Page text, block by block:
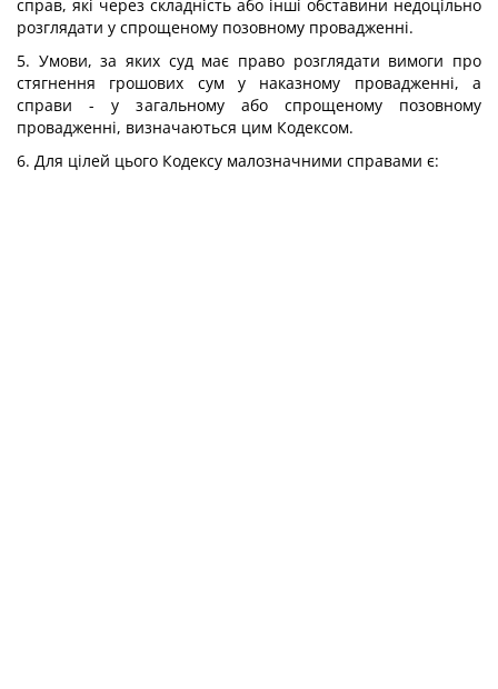
справ, які через складність або інші обставини недоцільно
розглядати у спрощеному позовному провадженні.
5. Умови, за яких суд має право розглядати вимоги про
стягнення грошових сум у наказному провадженні, а
справи - у загальному або спрощеному позовному
провадженні, визначаються цим Кодексом.
6. Для цілей цього Кодексу малозначними справами є: